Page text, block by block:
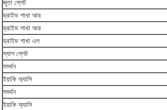
জুতা প্লেট
ড্রাইভ শাখা আর
ড্রাইভ শাখা আর
ড্রাইভ শাখা এল
স্যাশ প্লেট
সমর্থন
ইয়াকি অ্যাসি
সমর্থন
ইয়াকি অ্যাসি